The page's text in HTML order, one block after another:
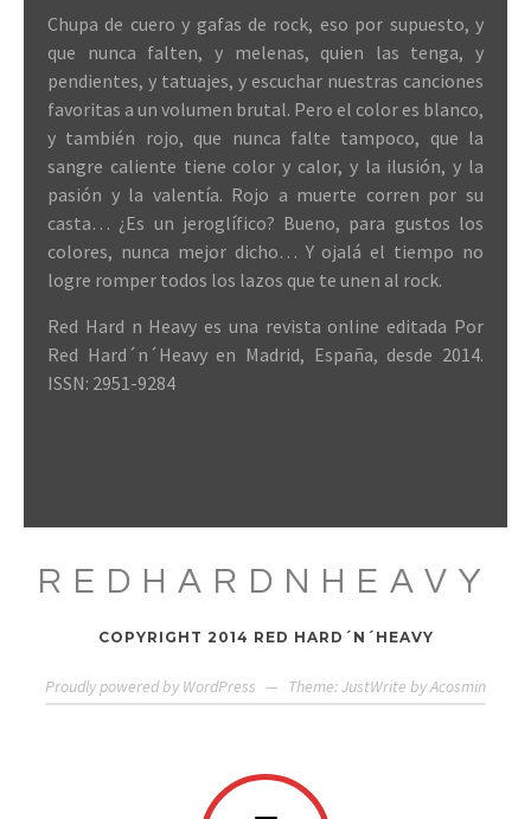
Chupa de cuero y gafas de rock, eso por supuesto, y
que nunca falten, y melenas, quien las tenga, y
pendientes, y tatuajes, y escuchar nuestras canciones
favoritas a un volumen brutal. Pero el color es blanco,
y también rojo, que nunca falte tampoco, que la
sangre caliente tiene color y calor, y la ilusión, y la
pasión y la valentía. Rojo a muerte corren por su
casta… ¿Es un jeroglífico? Bueno, para gustos los
colores, nunca mejor dicho… Y ojalá el tiempo no
logre romper todos los lazos que te unen al rock.
Red Hard n Heavy es una revista online editada Por
Red Hard´n´Heavy en Madrid, España, desde 2014.
ISSN: 2951-9284
REDHARDNHEAVY
COPYRIGHT 2014 RED HARD´N´HEAVY
Proudly powered by WordPress — Theme: JustWrite byAcosmin